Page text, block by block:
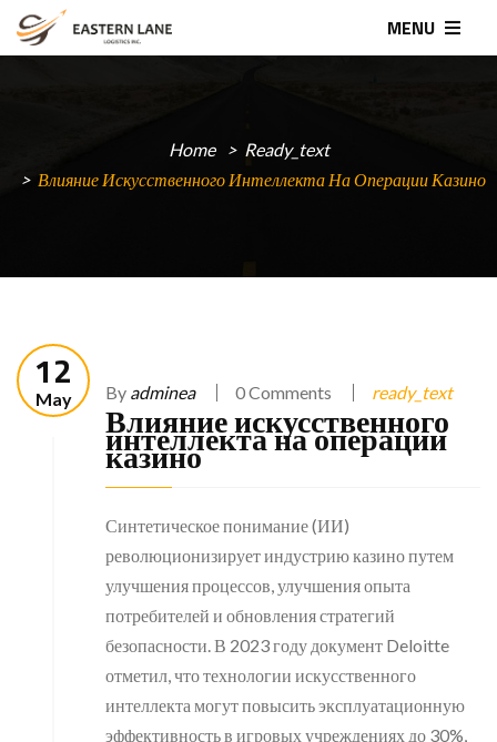
MENU
Home
Ready_text
Влияние Искусственного Интеллекта На Операции Казино
12
May By adminea 0 Comments ready_text
Влияние искусственного
интеллекта на операции
казино
Синтетическое понимание (ИИ)
революционизирует индустрию казино путем
улучшения процессов, улучшения опыта
потребителей и обновления стратегий
безопасности. В 2023 году документ Deloitte
отметил, что технологии искусственного
интеллекта могут повысить эксплуатационную
эффективность в игровых учреждениях до 30%,